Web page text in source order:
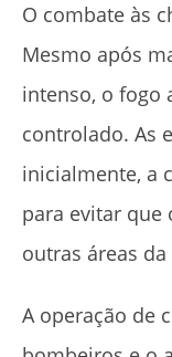
O combate às
Mesmo após
intenso, o fogo
controlado. As
inicialmente, a
para evitar que
outras áreas
A operação de